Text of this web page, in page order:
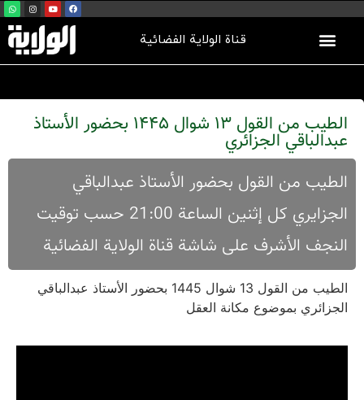
قناة الولاية الفضائية
الطيب من القول 13 شوال 1445 بحضور الأستاذ
عبدالباقي الجزائري
الطيب من القول بحضور الأستاذ عبدالباقي
الجزايري كل إثنين الساعة 21:00 حسب توقيت
النجف الأشرف على شاشة قناة الولاية الفضائية
الطيب من القول 13 شوال 1445 بحضور الأستاذ عبدالباقي
الجزائري بموضوع مكانة العقل